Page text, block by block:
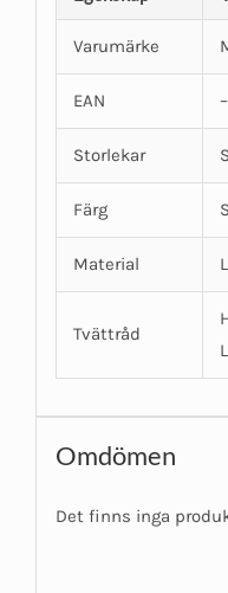
Varumärke
EAN –
Storlekar
Färg
Material
Tvättråd
Omdömen
Det finns inga